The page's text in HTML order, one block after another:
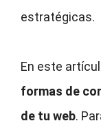
estratégicas.
En este
formas de
de tu web.